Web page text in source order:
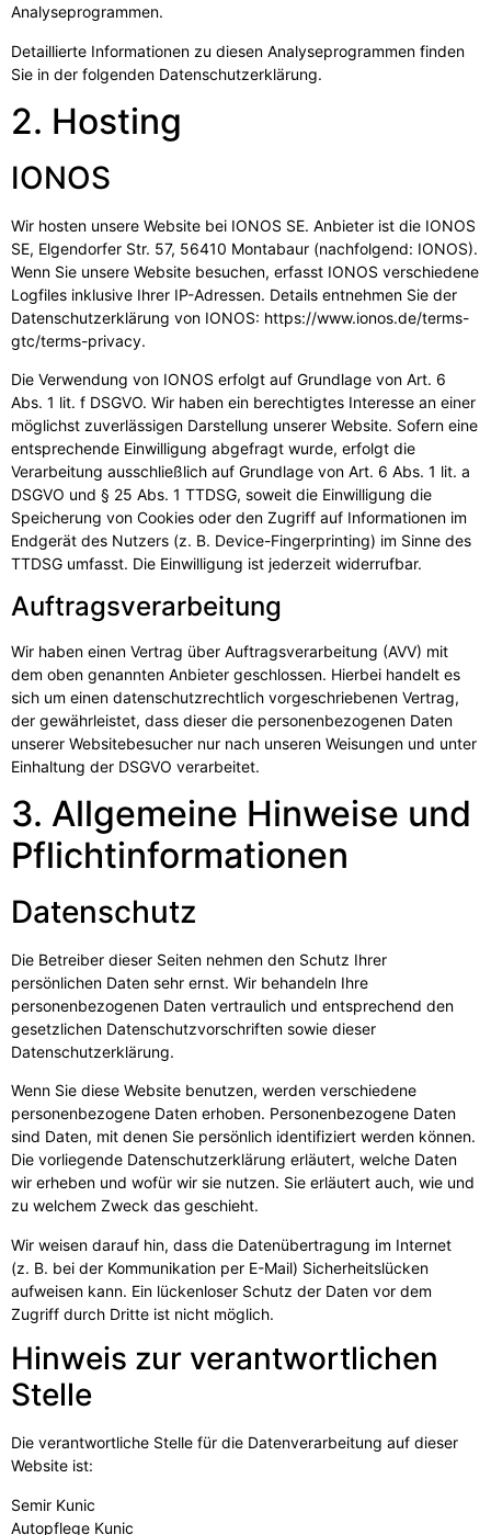
Analyseprogrammen.
Detaillierte Informationen zu diesen Analyseprogrammen finden
Sie in der folgenden Datenschutzerklärung.
2. Hosting
IONOS
Wir hosten unsere Website bei IONOS SE. Anbieter ist die IONOS
SE, Elgendorfer Str. 57, 56410 Montabaur (nachfolgend: IONOS).
Wenn Sie unsere Website besuchen, erfasst IONOS verschiedene
Logfiles inklusive Ihrer IP-Adressen. Details entnehmen Sie der
Datenschutzerklärung von IONOS: https://www.ionos.de/terms-
gtc/terms-privacy.
Die Verwendung von IONOS erfolgt auf Grundlage von Art. 6
Abs. 1 lit. f DSGVO. Wir haben ein berechtigtes Interesse an einer
möglichst zuverlässigen Darstellung unserer Website. Sofern eine
entsprechende Einwilligung abgefragt wurde, erfolgt die
Verarbeitung ausschließlich auf Grundlage von Art. 6 Abs. 1 lit. a
DSGVO und § 25 Abs. 1 TTDSG, soweit die Einwilligung die
Speicherung von Cookies oder den Zugriff auf Informationen im
Endgerät des Nutzers (z. B. Device-Fingerprinting) im Sinne des
TTDSG umfasst. Die Einwilligung ist jederzeit widerrufbar.
Auftragsverarbeitung
Wir haben einen Vertrag über Auftragsverarbeitung (AVV) mit
dem oben genannten Anbieter geschlossen. Hierbei handelt es
sich um einen datenschutzrechtlich vorgeschriebenen Vertrag,
der gewährleistet, dass dieser die personenbezogenen Daten
unserer Websitebesucher nur nach unseren Weisungen und unter
Einhaltung der DSGVO verarbeitet.
3. Allgemeine Hinweise und
Pflicht­informationen
Datenschutz
Die Betreiber dieser Seiten nehmen den Schutz Ihrer
persönlichen Daten sehr ernst. Wir behandeln Ihre
personenbezogenen Daten vertraulich und entsprechend den
gesetzlichen Datenschutzvorschriften sowie dieser
Datenschutzerklärung.
Wenn Sie diese Website benutzen, werden verschiedene
personenbezogene Daten erhoben. Personenbezogene Daten
sind Daten, mit denen Sie persönlich identifiziert werden können.
Die vorliegende Datenschutzerklärung erläutert, welche Daten
wir erheben und wofür wir sie nutzen. Sie erläutert auch, wie und
zu welchem Zweck das geschieht.
Wir weisen darauf hin, dass die Datenübertragung im Internet
(z. B. bei der Kommunikation per E-Mail) Sicherheitslücken
aufweisen kann. Ein lückenloser Schutz der Daten vor dem
Zugriff durch Dritte ist nicht möglich.
Hinweis zur verantwortlichen
Stelle
Die verantwortliche Stelle für die Datenverarbeitung auf dieser
Website ist:
Semir Kunic
Autopflege Kunic